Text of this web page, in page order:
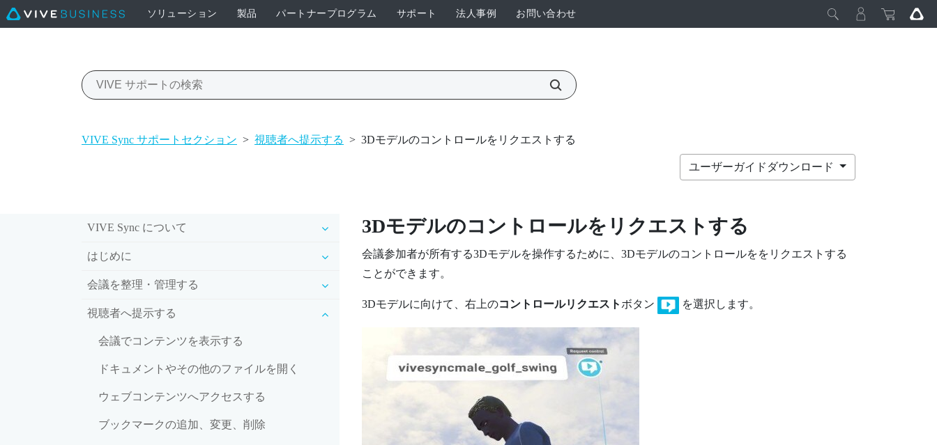
ソリューション 製品 パートナープログラム サポート 法人事例 お問い合わせ
VIVE Sync サポートセクション > 視聴者へ提示する > 3Dモデルのコントロールをリクエストする
ユーザーガイドダウンロード
VIVE Sync について
はじめに
会議を整理・管理する
視聴者へ提示する
会議でコンテンツを表示する
ドキュメントやその他のファイルを開く
ウェブコンテンツへアクセスする
ブックマークの追加、変更、削除
3Dモデルのコントロールをリクエストする
会議参加者が所有する3Dモデルを操作するために、3Dモデルのコントロールををリクエストする
ことができます。
3Dモデルに向けて、右上のコントロールリクエスト ボタン を選択します。